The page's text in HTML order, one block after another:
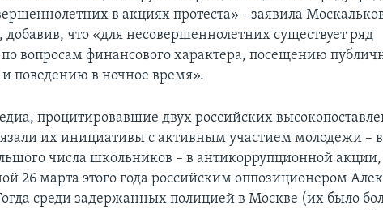
в акциях протеста» - заявила
что «для несовершеннолетних существует ряд
вопросам финансового характера, посещению
поведению в ночное время».
процитировавшие двух российских
их инициативы с активным участием молодежи – в
числа школьников – в антикоррупционной акции,
26 марта этого года российским оппозиционером
среди задержанных полицией в Москве (их было